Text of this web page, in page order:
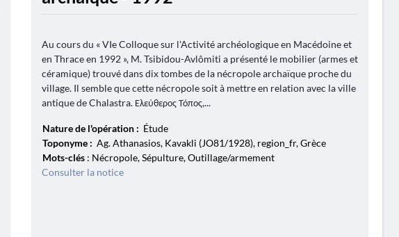
Au cours du « VIe Colloque sur l'Activité archéologique en Macédoine et
en Thrace en 1992 », M. Tsibidou-Avlômiti a présenté le mobilier (armes et
céramique) trouvé dans dix tombes de la nécropole archaïque proche du
village. Il semble que cette nécropole soit à mettre en relation avec la ville
antique de Chalastra. Ελεύθερος Τόπος,...
Nature de l'opération : Étude
Toponyme : Ag. Athanasios, Kavakli (JO81/1928), region_fr, Grèce
Mots-clés : Nécropole, Sépulture, Outillage/armement
Consulter la notice